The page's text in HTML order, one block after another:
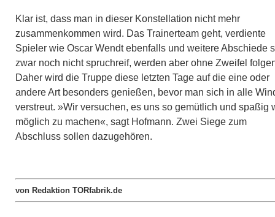
Klar ist, dass man in dieser Konstellation nicht mehr
zusammenkommen wird. Das Trainerteam geht, verdiente
Spieler wie Oscar Wendt ebenfalls und weitere Abschiede
zwar noch nicht spruchreif, werden aber ohne Zweifel
Daher wird die Truppe diese letzten Tage auf die eine oder
andere Art besonders genießen, bevor man sich in alle
verstreut. »Wir versuchen, es uns so gemütlich und spaßig
möglich zu machen«, sagt Hofmann. Zwei Siege zum
Abschluss sollen dazugehören.
von Redaktion TORfabrik.de